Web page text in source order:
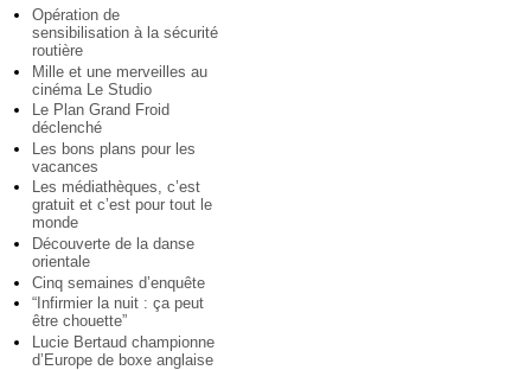
Opération de
sensibilisation à la sécurité
routière
Mille et une merveilles au
cinéma Le Studio
Le Plan Grand Froid
déclenché
Les bons plans pour les
vacances
Les médiathèques, c’est
gratuit et c’est pour tout le
monde
Découverte de la danse
orientale
Cinq semaines d’enquête
“Infirmier la nuit : ça peut
être chouette”
Lucie Bertaud championne
d’Europe de boxe anglaise